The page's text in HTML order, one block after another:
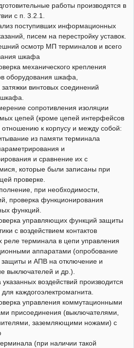
работы производятся в
с п. 3.2.1.
поступивших информационных
писем на перестройку уставок.
осмотр МП терминалов и всего
шкафа
механического крепления
оборудования шкафа,
затяжки винтовых соединений
сопротивления изоляции
цепей (кроме цепей интерфейсов
отношению к корпусу и между собой:
из памяти терминала
и
и сравнение их с
которые были записаны при
проверке.
при необходимости,
проверка функционирования
функций.
управляющих функций защиты
с воздействием контактов
реле терминала в цепи управления
аппаратами (опробование
защиты и АПВ на отключение и
выключателей и др.).
указанных воздействий производится
каждогоэлектромагнита.
управления коммутационными
присоединения (выключателями,
заземляющими ножами) с
(при наличии такой